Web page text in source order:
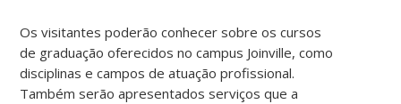
Os visitantes poderão conhecer sobre os cursos
de graduação oferecidos no campus Joinville, como
disciplinas e campos de atuação profissional.
Também serão apresentados serviços que a